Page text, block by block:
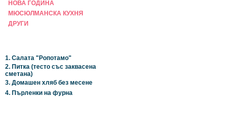
НОВА ГОДИНА
МЮСЮЛМАНСКА КУХНЯ
ДРУГИ
1. Салата "Ропотамо"
2. Питка (тесто със заквасена
сметана)
3. Домашен хляб без месене
4. Пърленки на фурна